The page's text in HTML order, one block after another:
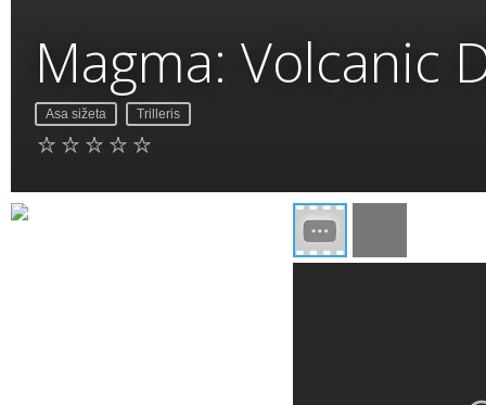
Magma: Volcanic
Asa sižeta Trilleris